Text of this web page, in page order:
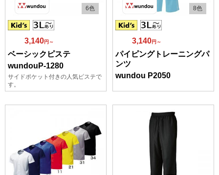
6色
3,140円～
ベーシックピステ
wundouP-1280
サイドポケット付きの人気ピステで
す。
8色
3,140円～
パイピングトレーニングパ
ンツ
wundou P2050